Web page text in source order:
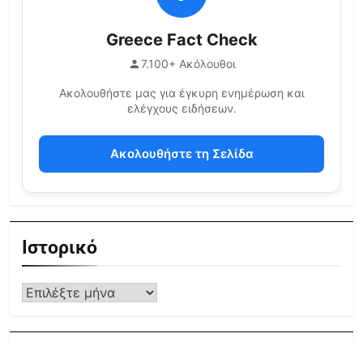
Greece Fact Check
7.100+ Ακόλουθοι
Ακολουθήστε μας για έγκυρη ενημέρωση και
ελέγχους ειδήσεων.
Ακολουθήστε τη Σελίδα
Ιστορικό